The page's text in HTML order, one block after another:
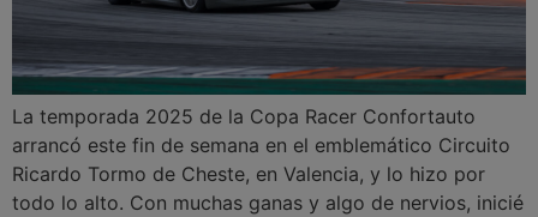
La temporada 2025 de la Copa Racer Confortauto
arrancó este fin de semana en el emblemático Circuito
Ricardo Tormo de Cheste, en Valencia, y lo hizo por
todo lo alto. Con muchas ganas y algo de nervios, inicié